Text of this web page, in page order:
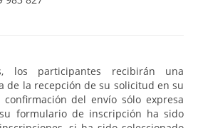
los participantes recibirán una
de la recepción de su solicitud en su
del envío sólo expresa
formulario de inscripción ha sido